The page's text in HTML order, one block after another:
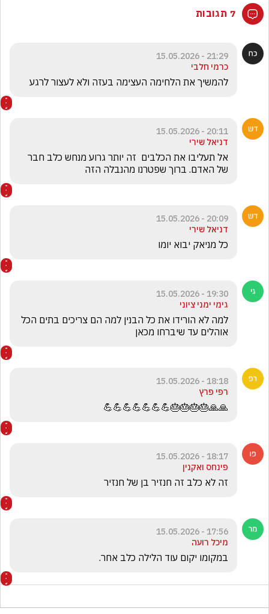
7 תגובות
21:29 - 15.05.2026
כרמי חלבי
להמשיך את הלחימה העצימה בעזה ולא לעצור לרגע
20:11 - 15.05.2026
דניאל שירי
של האדם. ברוך שפטרנו מהנבלה הזה
20:09 - 15.05.2026
דניאל שירי
כל מניאק יבוא יומו
19:30 - 15.05.2026
גימי ימני ציוני
אוהלים עד שיברחו מכאן
18:18 - 15.05.2026
רפי פרץ
🙏🙏🎂🎂🎂🎂💪💪💪💪💪💪💪
18:17 - 15.05.2026
פינחס ואקנין
זה לא כלב זה חנזיר בן של חנזיר
17:56 - 15.05.2026
מיכל רועה
במקומו יקום עוד הלילה כלב אחר.